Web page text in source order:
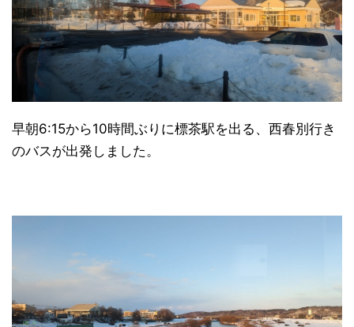
早朝6:15から10時間ぶりに標茶駅を出る、西春別行き
のバスが出発しました。